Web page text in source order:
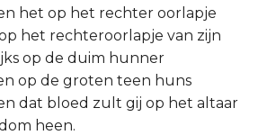
het op het rechter oorlapje
het rechteroorlapje van zijn
op de duim hunner
op de groten teen huns
dat bloed zult gij op het altaar
heen.